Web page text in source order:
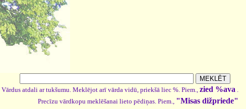
Vārdus atdali ar tukšumu. Meklējot arī vārda vidū, priekšā liec %. Piem., zied %ava .
Precīzu vārdkopu meklēšanai lieto pēdiņas. Piem., "Misas dižpriede"